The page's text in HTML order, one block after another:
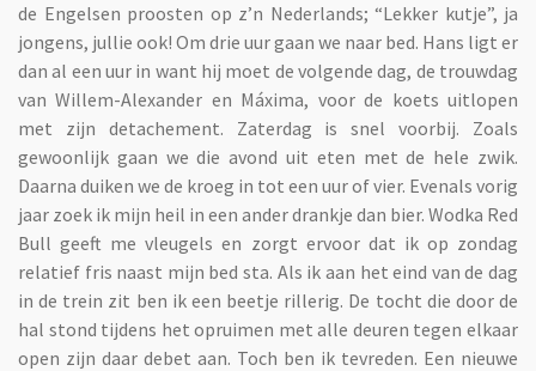
de Engelsen proosten op z’n Nederlands; “Lekker kutje”, ja
jongens, jullie ook! Om drie uur gaan we naar bed. Hans ligt er
dan al een uur in want hij moet de volgende dag, de trouwdag
van Willem-Alexander en Máxima, voor de koets uitlopen
met zijn detachement. Zaterdag is snel voorbij. Zoals
gewoonlijk gaan we die avond uit eten met de hele zwik.
Daarna duiken we de kroeg in tot een uur of vier. Evenals vorig
jaar zoek ik mijn heil in een ander drankje dan bier. Wodka Red
Bull geeft me vleugels en zorgt ervoor dat ik op zondag
relatief fris naast mijn bed sta. Als ik aan het eind van de dag
in de trein zit ben ik een beetje rillerig. De tocht die door de
hal stond tijdens het opruimen met alle deuren tegen elkaar
open zijn daar debet aan. Toch ben ik tevreden. Een nieuwe